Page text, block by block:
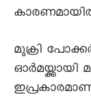
മുക്രി